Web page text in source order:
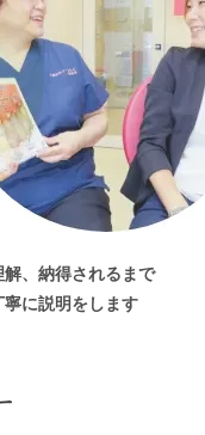
解、納得されるまで
寧に説明をします